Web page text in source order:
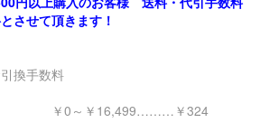
させて頂きます！
換手数料
～￥16,499………￥324